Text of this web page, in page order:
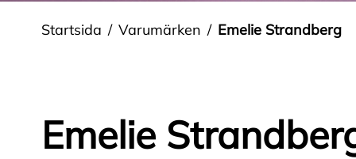
Startsida Varumärken Emelie Strandberg
Emelie